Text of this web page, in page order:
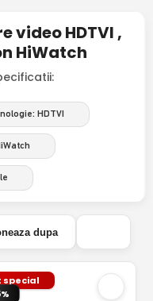
video HDTVI ,
HiWatch
HDTVI
dupa
special